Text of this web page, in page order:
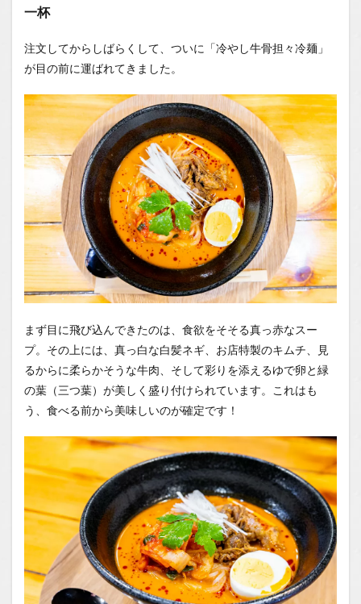
一杯
注文してからしばらくして、ついに「冷やし牛骨担々冷麺」
が目の前に運ばれてきました。
まず目に飛び込んできたのは、食欲をそそる真っ赤なスー
プ。その上には、真っ白な白髪ネギ、お店特製のキムチ、見
るからに柔らかそうな牛肉、そして彩りを添えるゆで卵と緑
の葉（三つ葉）が美しく盛り付けられています。これはも
う、食べる前から美味しいのが確定です！